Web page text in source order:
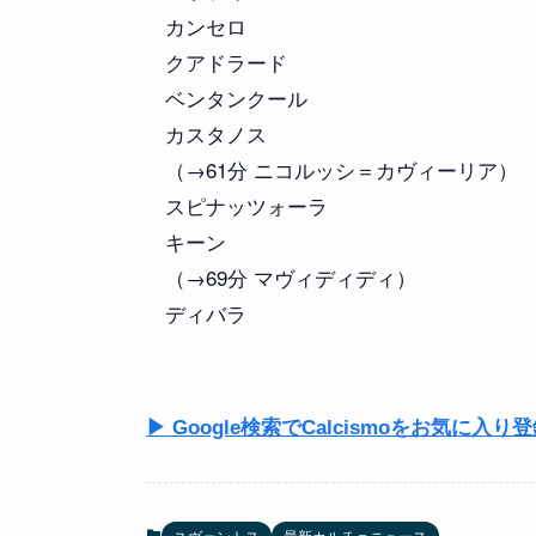
カンセロ
クアドラード
ベンタンクール
カスタノス
（→61分 ニコルッシ＝カヴィーリア）
スピナッツォーラ
キーン
（→69分 マヴィディディ）
ディバラ
▶ Google検索でCalcismoをお気に入り登